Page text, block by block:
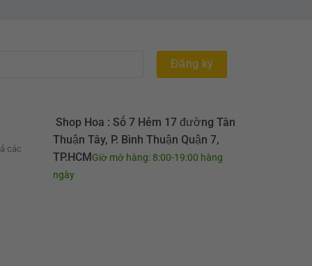
các
Shop Hoa : Số 7 Hẻm 17 đường Tân
Thuận Tây, P. Bình Thuận Quận 7,
TP.HCMGiờ mở hàng: 8:00-19:00 hàng
ngày